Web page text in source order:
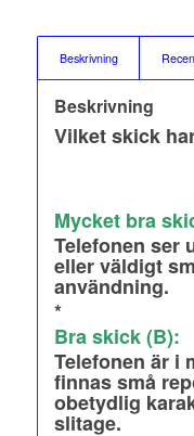
Beskrivning
Beskrivning
Vilket skick
Mycket bra
Telefonen ser
eller väldigt
användning.
*
Bra skick (B):
Telefonen är i
finnas små
obetydlig
slitage.